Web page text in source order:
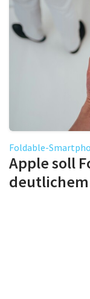
Foldable-
Apple soll